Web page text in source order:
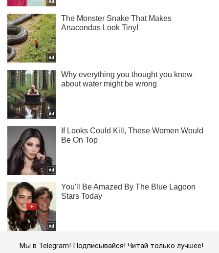
Мы в Telegram! Подписывайся! Читай только лучшее!